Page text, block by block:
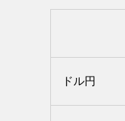
ドル円